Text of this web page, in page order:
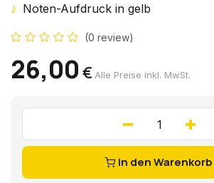
♪ Noten-Aufdruck in gelb
(0 review)
26,00 € Alle Preise inkl. MwSt.
In den Warenkorb